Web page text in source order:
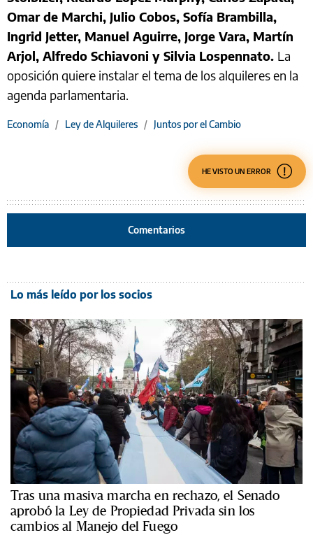
Omar de Marchi, Julio Cobos, Sofía Brambilla,
Ingrid Jetter, Manuel Aguirre, Jorge Vara, Martín
Arjol, Alfredo Schiavoni y Silvia Lospennato. La
oposición quiere instalar el tema de los alquileres en la
agenda parlamentaria.
Economía / Ley de Alquileres / Juntos por el Cambio
HE VISTO UN ERROR
Comentarios
Lo más leído por los socios
Tras una masiva marcha en rechazo, el Senado
aprobó la Ley de Propiedad Privada sin los
cambios al Manejo del Fuego